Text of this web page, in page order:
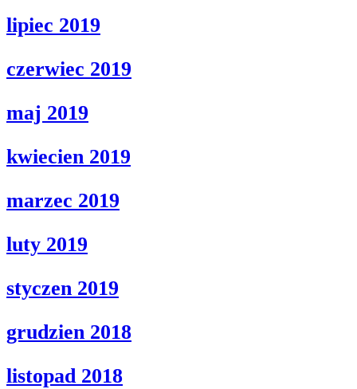
lipiec 2019
czerwiec 2019
maj 2019
kwiecien 2019
marzec 2019
luty 2019
styczen 2019
grudzien 2018
listopad 2018